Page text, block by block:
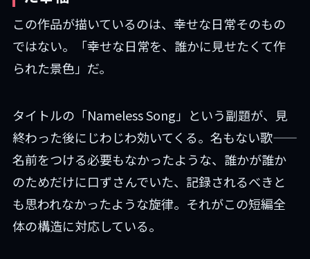
この作品が描いているのは、幸せな日常そのもの
ではない。「幸せな日常を、誰かに見せたくて作
られた景色」だ。
タイトルの「Nameless Song」という副題が、見
終わった後にじわじわ効いてくる。名もない歌——
名前をつける必要もなかったような、誰かが誰か
のためだけに口ずさんでいた、記録されるべきと
も思われなかったような旋律。それがこの短編全
体の構造に対応している。